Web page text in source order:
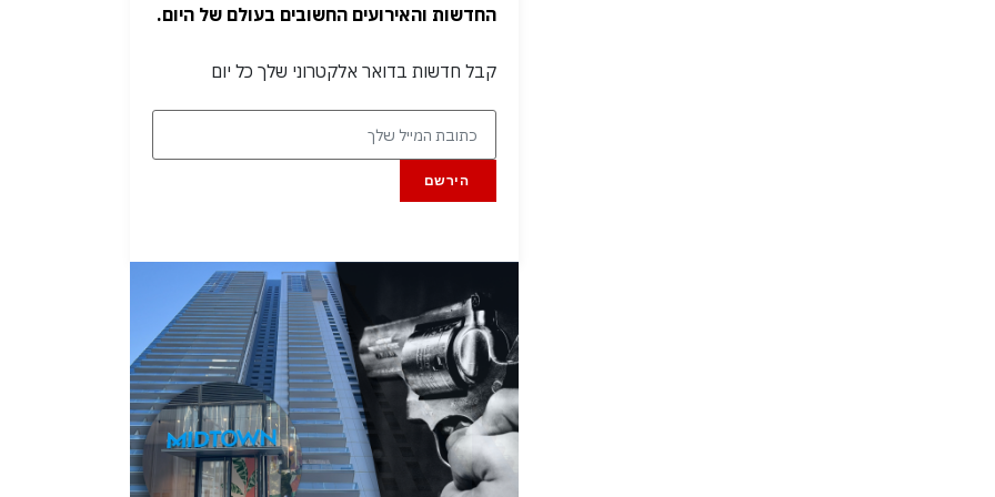
החדשות והאירועים החשובים בעולם של היום.
קבל חדשות בדואר אלקטרוני שלך כל יום
הירשם